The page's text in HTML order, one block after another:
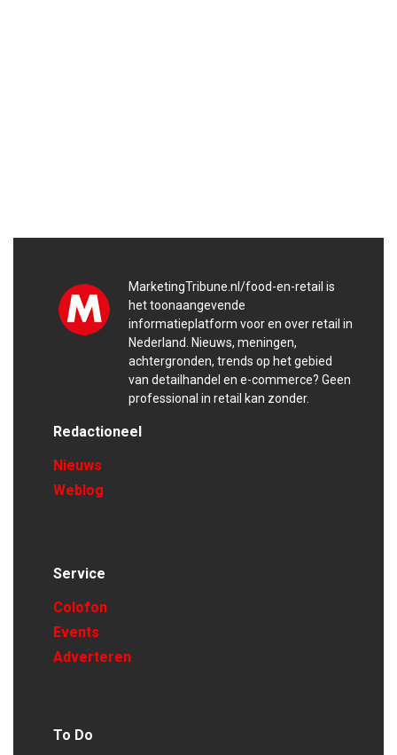
MarketingTribune.nl/food-en-retail is
het toonaangevende
informatieplatform voor en over retail in
Nederland. Nieuws, meningen,
achtergronden, trends op het gebied
van detailhandel en e-commerce? Geen
professional in retail kan zonder.
Redactioneel
Nieuws
Weblog
Service
Colofon
Events
Adverteren
To Do